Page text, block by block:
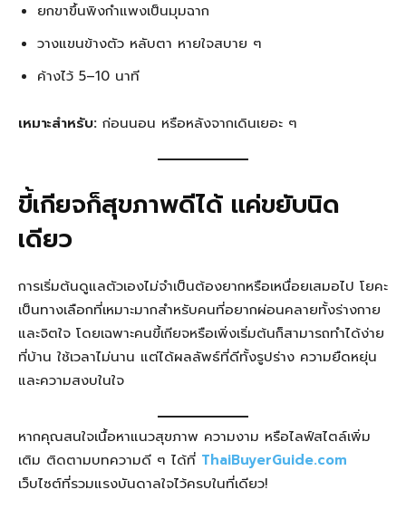
ยกขาขึ้นพิงกำแพงเป็นมุมฉาก
วางแขนข้างตัว หลับตา หายใจสบาย ๆ
ค้างไว้ 5–10 นาที
เหมาะสำหรับ: ก่อนนอน หรือหลังจากเดินเยอะ ๆ
ขี้เกียจก็สุขภาพดีได้ แค่ขยับนิด
เดียว
การเริ่มต้นดูแลตัวเองไม่จำเป็นต้องยากหรือเหนื่อยเสมอไป โยคะ
เป็นทางเลือกที่เหมาะมากสำหรับคนที่อยากผ่อนคลายทั้งร่างกาย
และจิตใจ โดยเฉพาะคนขี้เกียจหรือเพิ่งเริ่มต้นก็สามารถทำได้ง่าย
ที่บ้าน ใช้เวลาไม่นาน แต่ได้ผลลัพธ์ที่ดีทั้งรูปร่าง ความยืดหยุ่น
และความสงบในใจ
หากคุณสนใจเนื้อหาแนวสุขภาพ ความงาม หรือไลฟ์สไตล์เพิ่ม
เติม ติดตามบทความดี ๆ ได้ที่ ThaiBuyerGuide.com
เว็บไซต์ที่รวมแรงบันดาลใจไว้ครบในที่เดียว!